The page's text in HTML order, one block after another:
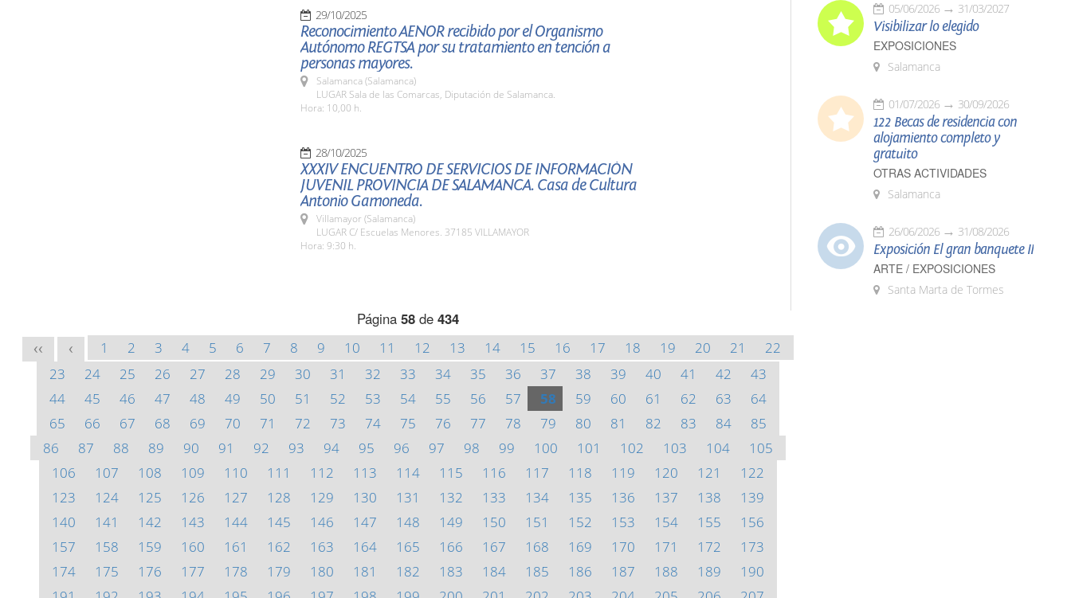
29/10/2025
Reconocimiento AENOR recibido por el Organismo
Autónomo REGTSA por su tratamiento en tención a
personas mayores.
Salamanca (Salamanca)
LUGAR Sala de las Comarcas, Diputación de Salamanca.
Hora: 10,00 h.
28/10/2025
XXXIV ENCUENTRO DE SERVICIOS DE INFORMACIÓN
JUVENIL PROVINCIA DE SALAMANCA. Casa de Cultura
Antonio Gamoneda.
Villamayor (Salamanca)
LUGAR C/ Escuelas Menores. 37185 VILLAMAYOR
Hora: 9:30 h.
Página 58 de 434
<< < 1 2 3 4 5 6 7 8 9 10 11 12 13 14 15 16 17 18 19 20 21
22
23
24 25 26 27 28 29 30 31 32 33 34 35 36 37 38 39 40 41 42
43
44
45 46 47 48 49 50 51 52 53 54 55 56 57 58 59 60 61 62 63
64
65
66 67 68 69 70 71 72 73 74 75 76 77 78 79 80 81 82 83 84
85
86
87 88 89 90 91 92 93 94 95 96 97 98 99 100 101 102 103 104
105
106
107 108 109 110 111 112 113 114 115 116 117 118 119 120 121
122
123
124 125 126 127 128 129 130 131 132 133 134 135 136 137 138
139
140
141 142 143 144 145 146 147 148 149 150 151 152 153 154 155
156
157
158 159 160 161 162 163 164 165 166 167 168 169 170 171 172
173
174
175 176 177 178 179 180 181 182 183 184 185 186 187 188 189
190
05/06/2026 31/03/2027
Visibilizar lo elegido
EXPOSICIONES
Salamanca
01/07/2026 30/09/2026
122 Becas de residencia con
alojamiento completo y
gratuito
OTRAS ACTIVIDADES
Salamanca
26/06/2026 31/08/2026
Exposición El gran banquete II
ARTE / EXPOSICIONES
Santa Marta de Tormes